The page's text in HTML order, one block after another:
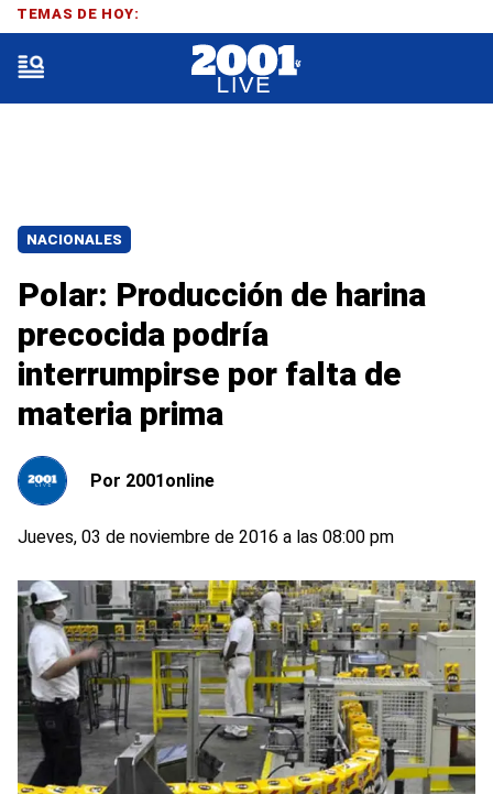
NACIONALES
Polar: Producción de harina
precocida podría
interrumpirse por falta de
materia prima
Por 2001online
Jueves, 03 de noviembre de 2016 a las 08:00 pm
TEMAS DE HOY: